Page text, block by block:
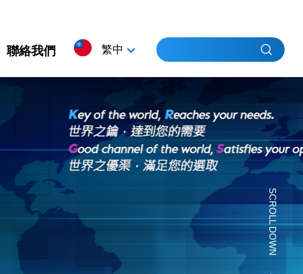
聯絡我們
繁中
SCROLL DOWN